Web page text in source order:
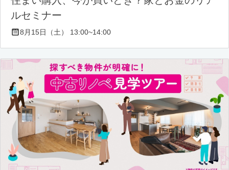
ルセミナー
8月15日（土） 13:00~14:00